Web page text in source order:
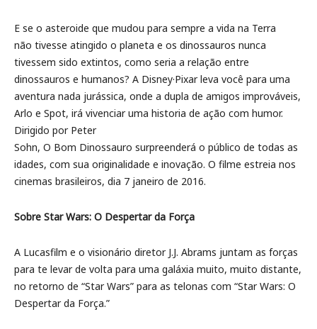
E se o asteroide que mudou para sempre a vida na Terra
não tivesse atingido o planeta e os dinossauros nunca
tivessem sido extintos, como seria a relação entre
dinossauros e humanos? A Disney·Pixar leva você para uma
aventura nada jurássica, onde a dupla de amigos improváveis,
Arlo e Spot, irá vivenciar uma historia de ação com humor.
Dirigido por Peter
Sohn, O Bom Dinossauro surpreenderá o público de todas as
idades, com sua originalidade e inovação. O filme estreia nos
cinemas brasileiros, dia 7 janeiro de 2016.
Sobre Star Wars: O Despertar da Força
A Lucasfilm e o visionário diretor J.J. Abrams juntam as forças
para te levar de volta para uma galáxia muito, muito distante,
no retorno de “Star Wars” para as telonas com “Star Wars: O
Despertar da Força.”